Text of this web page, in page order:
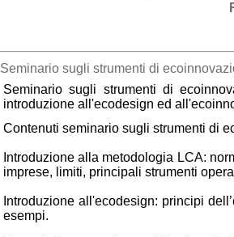
Seminario sugli strumenti di
Seminario sugli strumenti di
introduzione all'ecodesign ed
Contenuti seminario sugli strumenti di
Introduzione alla metodologia LCA:
imprese, limiti, principali strumenti
Introduzione all'ecodesign: principi
esempi.